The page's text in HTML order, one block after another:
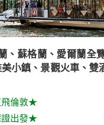
、蘇格蘭、愛爾蘭全
小鎮、景觀火車、雙
倫敦★
出發★